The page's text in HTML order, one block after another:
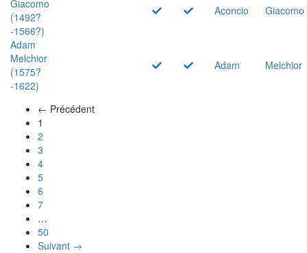
Giacomo
(1492?
-1566?)
Aconcio Giacomo
Adam
Melchior
(1575?
-1622)
Adam Melchior
← Précédent
1
2
3
4
5
6
7
…
50
Suivant →